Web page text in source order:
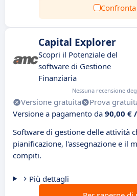
Confronta
Capital Explorer
Scopri il Potenziale del
software di Gestione
Finanziaria
Nessuna recensione
Versione gratuita Prova
Versione a pagamento da 90,00 €
Software di gestione delle attività
pianificazione, l'assegnazione e il
compiti.
Più dettagli